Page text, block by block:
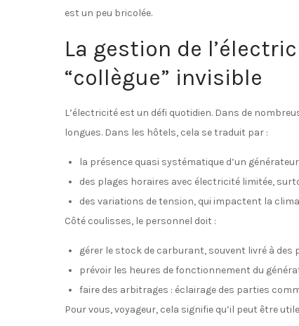
est un peu bricolée.
La gestion de
“collègue” invisible
L’électricité est un défi quotidien. Dans de
longues. Dans les hôtels, cela se traduit par :
la présence quasi systématique d’un
des plages horaires avec électricité limitée,
des variations de tension, qui impactent la
Côté coulisses, le personnel doit :
gérer le stock de carburant, souvent livré à des
prévoir les heures de fonctionnement du
faire des arbitrages : éclairage des parties
Pour vous, voyageur, cela signifie qu’il peut être